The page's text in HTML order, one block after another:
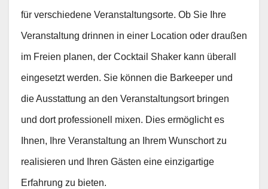
für verschiedene Veranstaltungsorte. Ob Sie Ihre
Veranstaltung drinnen in einer Location oder draußen
im Freien planen, der Cocktail Shaker kann überall
eingesetzt werden. Sie können die Barkeeper und
die Ausstattung an den Veranstaltungsort bringen
und dort professionell mixen. Dies ermöglicht es
Ihnen, Ihre Veranstaltung an Ihrem Wunschort zu
realisieren und Ihren Gästen eine einzigartige
Erfahrung zu bieten.